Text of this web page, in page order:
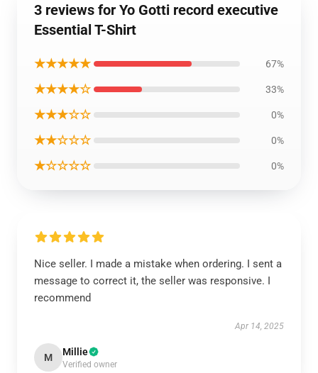
3 reviews for Yo Gotti record executive
Essential T-Shirt
★★★★★ 67%
★★★★☆ 33%
★★★☆☆ 0%
★★☆☆☆ 0%
★☆☆☆☆ 0%
Nice seller. I made a mistake when ordering. I sent a
message to correct it, the seller was responsive. I
recommend
Apr 14, 2025
M Millie
Verified owner